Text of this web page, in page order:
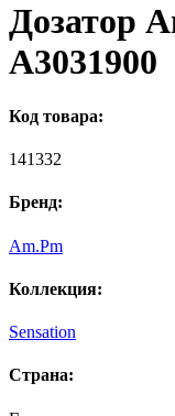
Дозатор
A3031900
Код товара:
141332
Бренд:
Am.Pm
Коллекция:
Sensation
Страна: